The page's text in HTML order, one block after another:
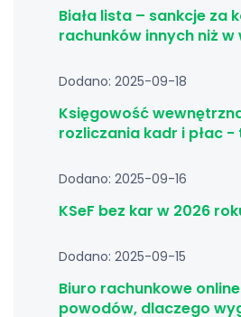
Biała lista – sankcje za
rachunków innych niż w
Dodano: 2025-09-18
Księgowość
rozliczania kadr i płac -
Dodano: 2025-09-16
KSeF bez kar w 2026
Dodano: 2025-09-15
Biuro rachunkowe
powodów, dlaczego